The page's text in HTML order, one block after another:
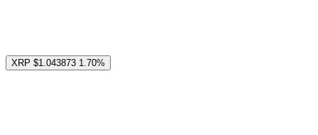
XRP $1.043873 1.70%